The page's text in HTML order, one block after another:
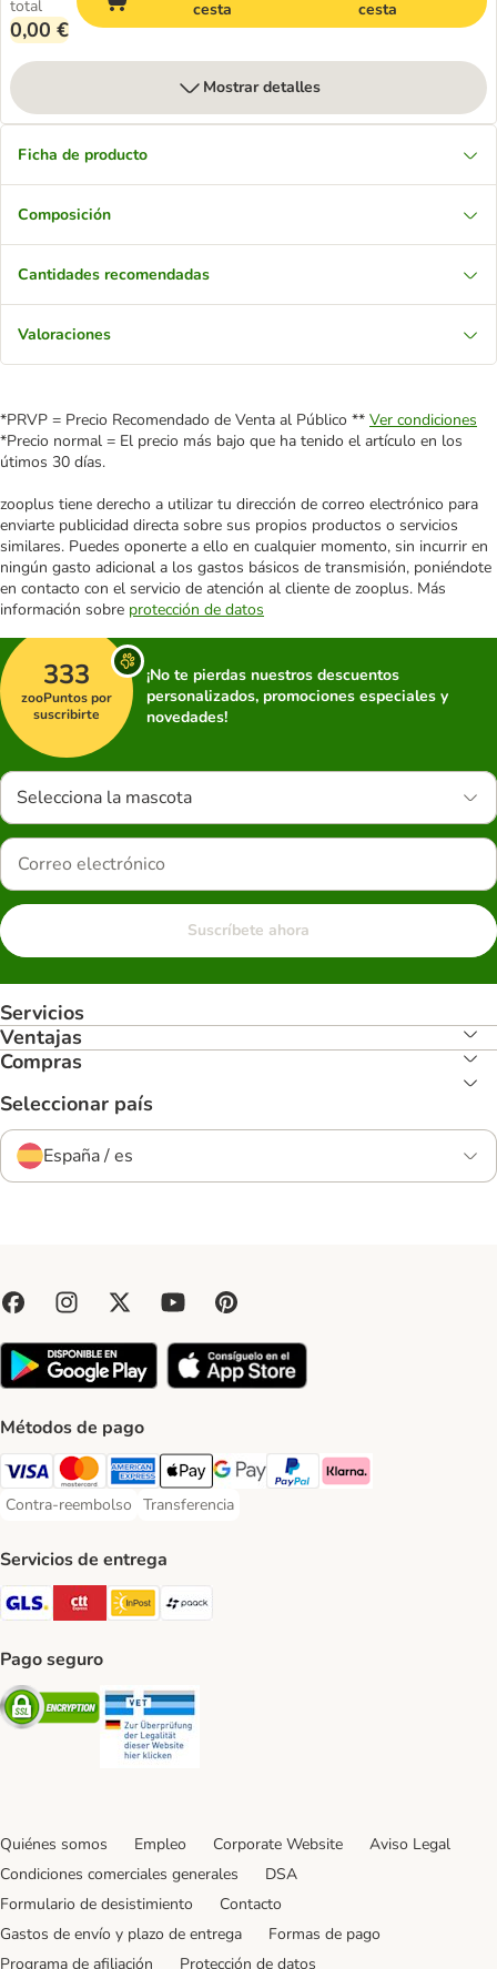
total
0,00 €
cesta
cesta
Mostrar detalles
Ficha de producto
Composición
Cantidades recomendadas
Valoraciones
*PRVP = Precio Recomendado de Venta al Público ** Ver condiciones
*Precio normal = El precio más bajo que ha tenido el artículo en los
útimos 30 días.
zooplus tiene derecho a utilizar tu dirección de correo electrónico para
enviarte publicidad directa sobre sus propios productos o servicios
similares. Puedes oponerte a ello en cualquier momento, sin incurrir en
ningún gasto adicional a los gastos básicos de transmisión, poniéndote
en contacto con el servicio de atención al cliente de zooplus. Más
información sobre protección de datos
333
zooPuntos por
suscribirte
¡No te pierdas nuestros descuentos
personalizados, promociones especiales y
novedades!
Selecciona la mascota
Suscríbete ahora
Servicios
Ventajas
Compras
Seleccionar país
España / es
Métodos de pago
Visa Payment Method
Mastercard Payment Method
American Express Payment Method
Apple Pay Payment Method
Google Pay Payment Method
PayPal Payment Method
Klarna Payment Method
Contra-reembolso
Contra-reembolso Payment Method
Transferencia
Transferencia Payment Method
Servicios de entrega
GLS Shipping Method
CTTExpress Shipping Method
InPost Shipping Method
paack Shipping Method
Pago seguro
Security
Quiénes somos Empleo Corporate Website
Aviso Legal
Condiciones comerciales generales
DSA
Formulario de desistimiento
Contacto
Gastos de envío y plazo de entrega
Formas de pago
Programa de afiliación
Protección de datos